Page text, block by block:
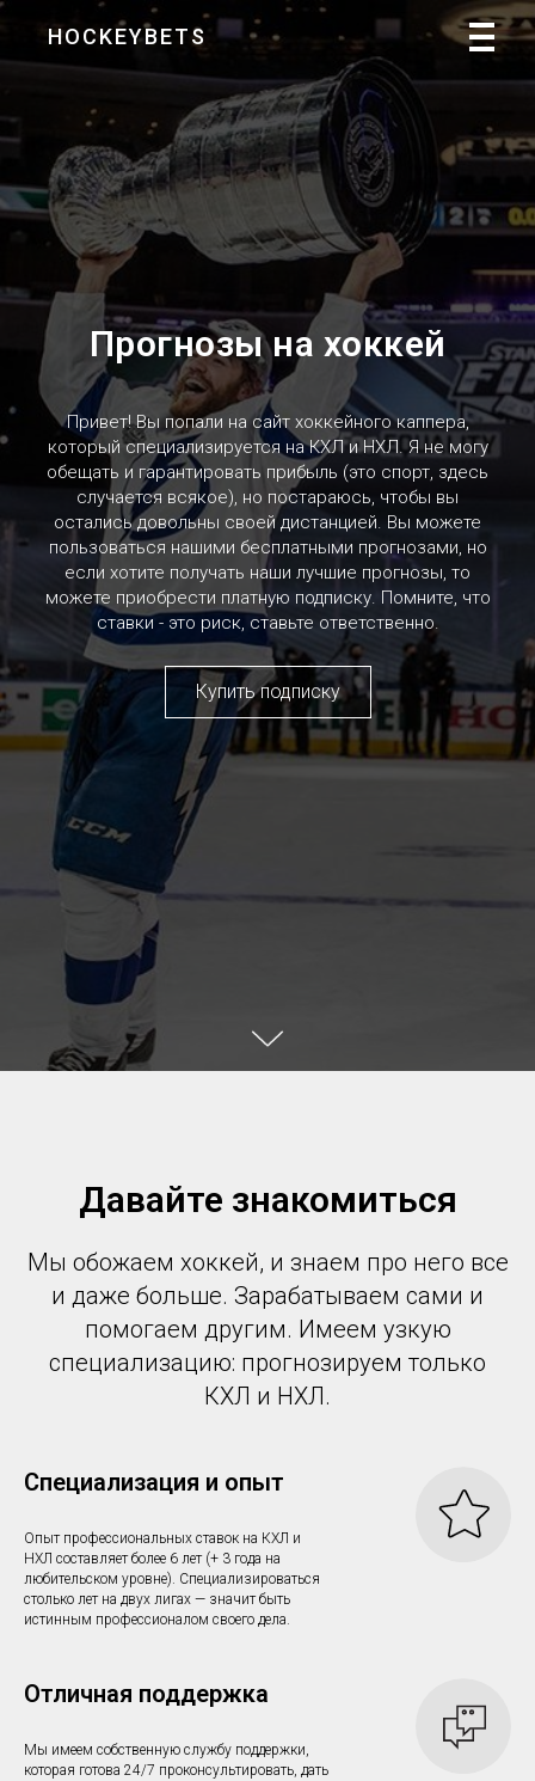
HOCKEYBETS
Прогнозы на хоккей
Привет! Вы попали на сайт хоккейного каппера,
который специализируется на КХЛ и НХЛ. Я не могу
обещать и гарантировать прибыль (это спорт, здесь
случается всякое), но постараюсь, чтобы вы
остались довольны своей дистанцией. Вы можете
пользоваться нашими бесплатными прогнозами, но
если хотите получать наши лучшие прогнозы, то
можете приобрести платную подписку. Помните, что
ставки - это риск, ставьте ответственно.
Купить подписку
Давайте знакомиться
Мы обожаем хоккей, и знаем про него все
и даже больше. Зарабатываем сами и
помогаем другим. Имеем узкую
специализацию: прогнозируем только
КХЛ и НХЛ.
Специализация и опыт
Опыт профессиональных ставок на КХЛ и
НХЛ составляет более 6 лет (+ 3 года на
любительском уровне). Специализироваться
столько лет на двух лигах — значит быть
истинным профессионалом своего дела.
Отличная поддержка
Мы имеем собственную службу поддержки,
которая готова 24/7 проконсультировать, дать